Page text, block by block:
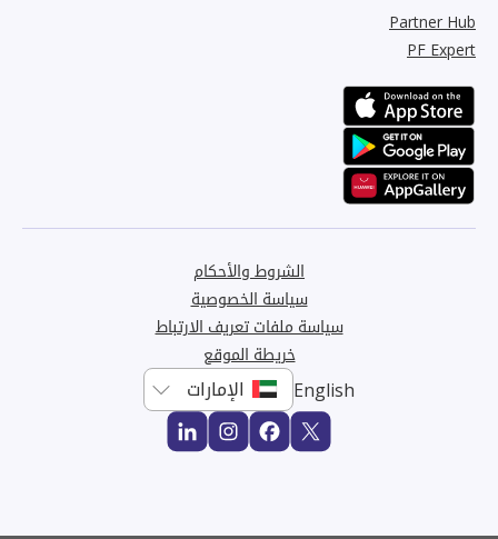
Partner Hub
PF Expert
الشروط والأحكام
سياسة الخصوصية
سياسة ملفات تعريف الارتباط
خريطة الموقع
English